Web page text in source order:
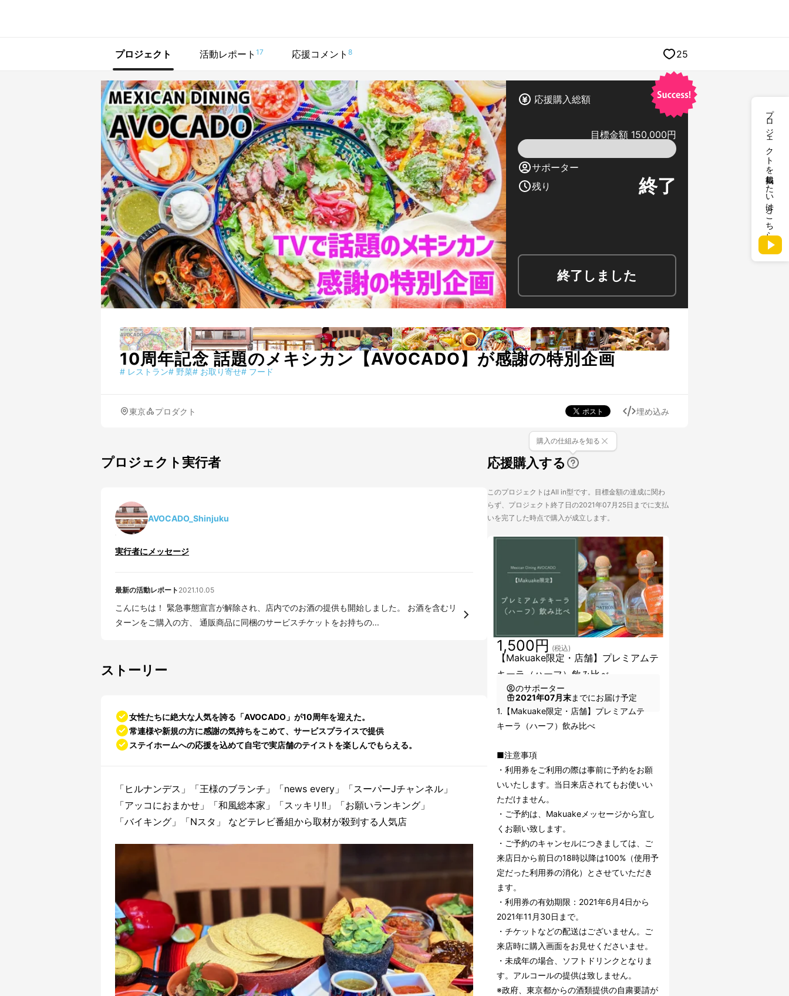
プロジェクトを掲載したい方はこちら
プロジェクト 活動レポート 17 応援コメント 8 25
応援購入総額
目標金額 150,000円
サポーター
残り
終了
終了しました
10周年記念 話題のメキシカン【AVOCADO】が感謝の特別企画
# レストラン# 野菜# お取り寄せ# フード
東京 プロダクト 埋め込み
プロジェクト実行者
AVOCADO_Shinjuku
実行者にメッセージ
最新の活動レポート 2021.10.05
こんにちは！ 緊急事態宣言が解除され、店内でのお酒の提供も開始しました。 お酒を含むリ
ターンをご購入の方、 通販商品に同梱のサービスチケットをお持ちの...
ストーリー
女性たちに絶大な人気を誇る「AVOCADO」が10周年を迎えた。
常連様や新規の方に感謝の気持ちをこめて、サービスプライスで提供
ステイホームへの応援を込めて自宅で実店舗のテイストを楽しんでもらえる。
「ヒルナンデス」「王様のブランチ」「news every」「スーパーJチャンネル」
「アッコにおまかせ」「和風総本家」「スッキリ!!」「お願いランキング」
「バイキング」「Nスタ」 などテレビ番組から取材が殺到する人気店
応援購入する
購入の仕組みを知る
このプロジェクトはAll in型です。目標金額の達成に関わ
らず、プロジェクト終了日の2021年07月25日までに支払
いを完了した時点で購入が成立します。
【Makuake限定・店舗】プレミアムテ
キーラ（ハーフ）飲み比べ
1,500円 (税込)
のサポーター
2021年07月末までにお届け予定
1.【Makuake限定・店舗】プレミアムテ
キーラ（ハーフ）飲み比べ
■注意事項
・利用券をご利用の際は事前に予約をお願
いいたします。当日来店されてもお使いい
ただけません。
・ご予約は、Makuakeメッセージから宜し
くお願い致します。
・ご予約のキャンセルにつきましては、ご
来店日から前日の18時以降は100%（使用予
定だった利用券の消化）とさせていただき
ます。
・利用券の有効期限：2021年6月4日から
2021年11月30日まで。
・チケットなどの配送はございません。ご
来店時に購入画面をお見せくださいませ。
・未成年の場合、ソフトドリンクとなりま
す。アルコールの提供は致しません。
※政府、東京都からの酒類提供の自粛要請が